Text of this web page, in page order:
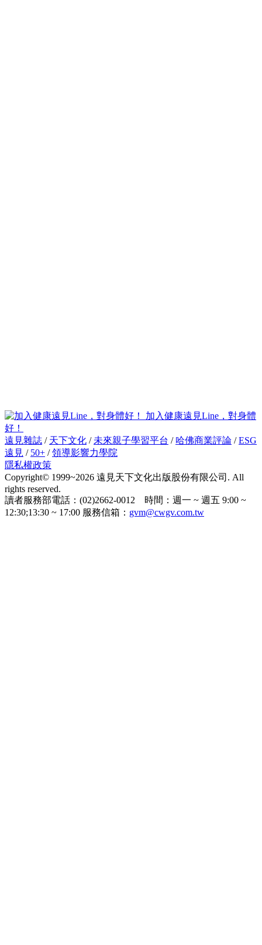
加入健康遠見Line，對身體
好！
遠見雜誌 / 天下文化 / 未來親子學習平台 / 哈佛商業評論 /ESG
遠見 / 50+ /領導影響力學院
隱私權政策
Copyright© 1999~2026 遠見天下文化出版股份有限公司. All
rights reserved.
讀者服務部電話：(02)2662-0012 時間：週一 ~ 週五 9:00 ~
12:30;13:30 ~ 17:00 服務信箱： gvm@cwgv.com.tw